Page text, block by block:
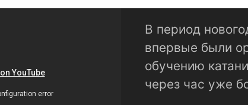
В период
впервые были
обучению
через час уже